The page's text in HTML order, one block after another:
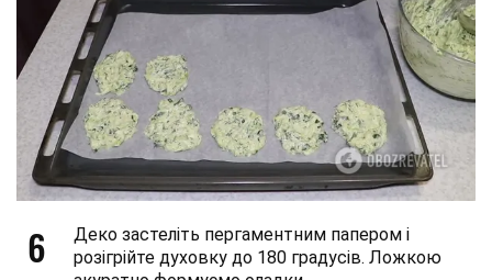
6
Деко застеліть пергаментним папером і
розігрійте духовку до 180 градусів. Ложкою